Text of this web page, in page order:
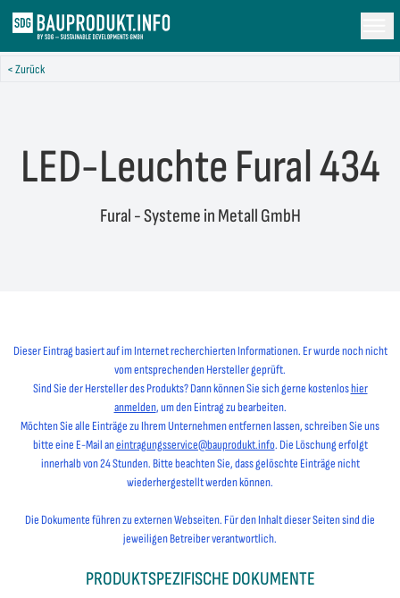
< Zurück
LED-Leuchte Fural 434
Fural - Systeme in Metall GmbH
Dieser Eintrag basiert auf im Internet recherchierten Informationen. Er wurde noch nicht
vom entsprechenden Hersteller geprüft.
Sind Sie der Hersteller des Produkts? Dann können Sie sich gerne kostenloshier
anmelden, um den Eintrag zu bearbeiten.
Möchten Sie alle Einträge zu Ihrem Unternehmen entfernen lassen, schreiben Sie uns
bitte eine E-Mail aneintragungsservice@bauprodukt.info. Die Löschung erfolgt
innerhalb von 24 Stunden. Bitte beachten Sie, dass gelöschte Einträge nicht
wiederhergestellt werden können.
Die Dokumente führen zu externen Webseiten. Für den Inhalt dieser Seiten sind die
jeweiligen Betreiber verantwortlich.
PRODUKTSPEZIFISCHE DOKUMENTE